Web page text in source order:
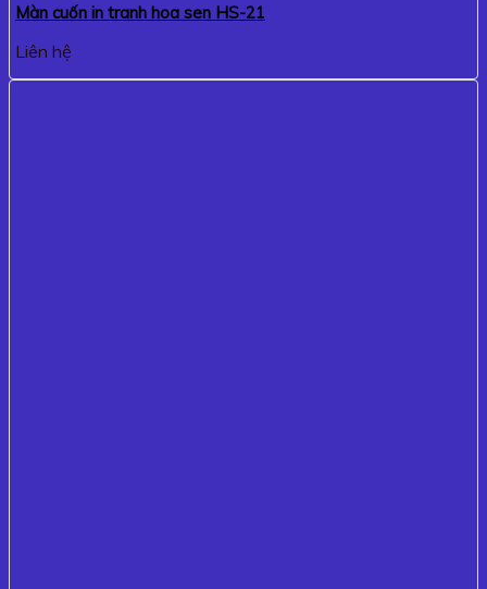
Màn cuốn in tranh hoa sen HS-21
Liên hệ